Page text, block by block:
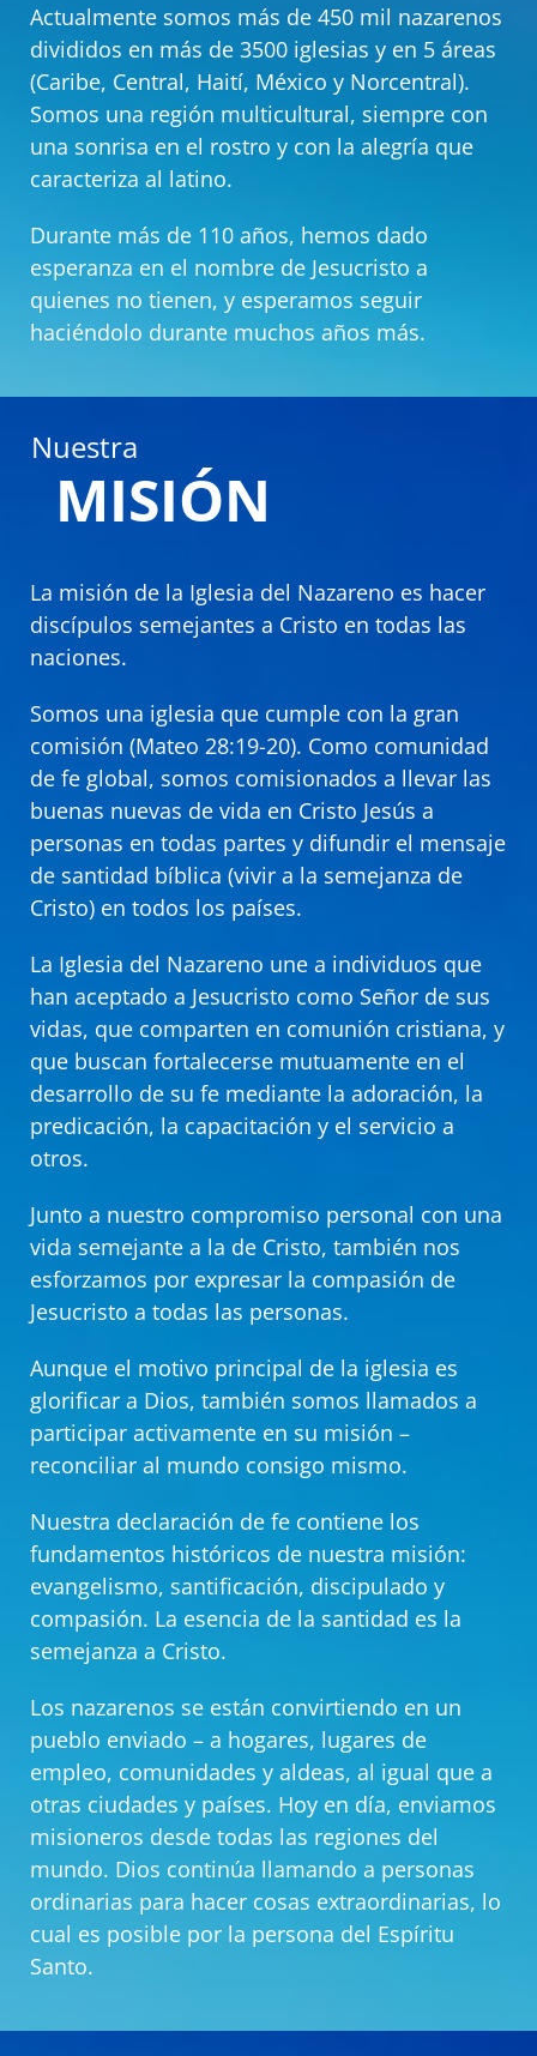
Actualmente somos más de 450 mil nazarenos
divididos en más de 3500 iglesias y en 5 áreas
(Caribe, Central, Haití, México y Norcentral).
Somos una región multicultural, siempre con
una sonrisa en el rostro y con la alegría que
caracteriza al latino.
Durante más de 110 años, hemos dado
esperanza en el nombre de Jesucristo a
quienes no tienen, y esperamos seguir
haciéndolo durante muchos años más.
Nuestra
MISIÓN
La misión de la Iglesia del Nazareno es hacer
discípulos semejantes a Cristo en todas las
naciones.
Somos una iglesia que cumple con la gran
comisión (Mateo 28:19-20). Como comunidad
de fe global, somos comisionados a llevar las
buenas nuevas de vida en Cristo Jesús a
personas en todas partes y difundir el mensaje
de santidad bíblica (vivir a la semejanza de
Cristo) en todos los países.
La Iglesia del Nazareno une a individuos que
han aceptado a Jesucristo como Señor de sus
vidas, que comparten en comunión cristiana, y
que buscan fortalecerse mutuamente en el
desarrollo de su fe mediante la adoración, la
predicación, la capacitación y el servicio a
otros.
Junto a nuestro compromiso personal con una
vida semejante a la de Cristo, también nos
esforzamos por expresar la compasión de
Jesucristo a todas las personas.
Aunque el motivo principal de la iglesia es
glorificar a Dios, también somos llamados a
participar activamente en su misión –
reconciliar al mundo consigo mismo.
Nuestra declaración de fe contiene los
fundamentos históricos de nuestra misión:
evangelismo, santificación, discipulado y
compasión. La esencia de la santidad es la
semejanza a Cristo.
Los nazarenos se están convirtiendo en un
pueblo enviado – a hogares, lugares de
empleo, comunidades y aldeas, al igual que a
otras ciudades y países. Hoy en día, enviamos
misioneros desde todas las regiones del
mundo. Dios continúa llamando a personas
ordinarias para hacer cosas extraordinarias, lo
cual es posible por la persona del Espíritu
Santo.